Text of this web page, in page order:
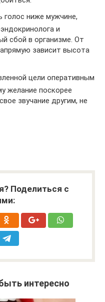
голос ниже мужчине,
и
сбой в организме. От
зависит высота
цели оперативным
желание поскорее
звучание другим, не
Поделиться с
интересно